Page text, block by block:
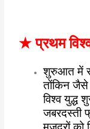
★प्रथम
शुरुआत में
तोंकिन जैसे
विश्व युद्ध
जबरदस्ती